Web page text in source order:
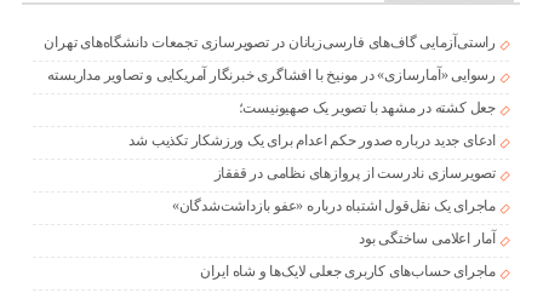
راستی‌آزمایی گاف‌های فارسی‌زبانان در تصویرسازی تجمعات دانشگاه‌های تهران
رسوایی «آمارسازی» در مونیخ با افشاگری خبرنگار آمریکایی و تصاویر مداربسته
جعل کشته در مشهد با تصویر یک صهیونیست؛
ادعای جدید درباره صدور حکم اعدام برای یک ورزشکار تکذیب شد
تصویرسازی نادرست از پروازهای نظامی در قفقاز
ماجرای یک نقل‌قول اشتباه درباره «عفو بازداشت‌شدگان»
آمار اعلامی ساختگی بود
ماجرای حساب‌های کاربری جعلی لایک‌ها و شاه ایران